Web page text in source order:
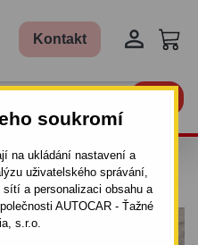
soukromí
na ukládání nastavení a
uživatelského správání,
a personalizaci obsahu a
AUTOCAR - Ťažné
s.r.o.
Kontakt 
OMEGA - "B" -
SYSTÉM